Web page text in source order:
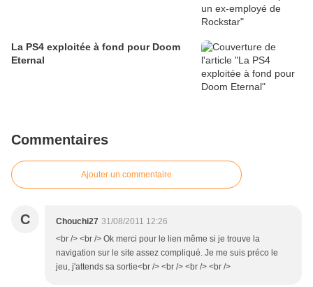
La PS4 exploitée à fond pour Doom
Eternal
Commentaires
Ajouter un commentaire
C Chouchi27 31/08/2011 12:26
<br /> <br /> Ok merci pour le lien même si je trouve la
navigation sur le site assez compliqué. Je me suis préco le
jeu, j'attends sa sortie<br /> <br /> <br /> <br />